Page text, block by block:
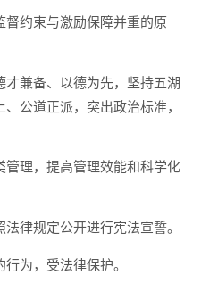
约束与激励保障并重的原
兼备、以德为先，坚持五湖
公道正派，突出政治标准，
理，提高管理效能和科学化
律规定公开进行宪法宣誓。
为，受法律保护。